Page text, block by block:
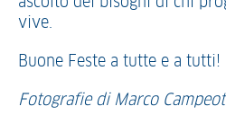
vive.
Buone Feste a tutte e a tutti!
Fotografie di Marco